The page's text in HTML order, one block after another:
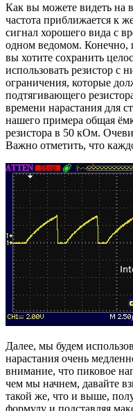
Как вы можете видеть на
частота приближается к
сигнал хорошего вида с
одном ведомом. Конечно,
вы хотите сохранить
использовать резистор с
ограничения, которые
подтягивающего
времени нарастания для
нашего примера общая
резистора в 50 кОм.
Важно отметить, что
Далее, мы будем
нарастания очень
внимание, что пиковое
чем мы начнем, давайте
такой же, что и выше,
формулу и подставляя